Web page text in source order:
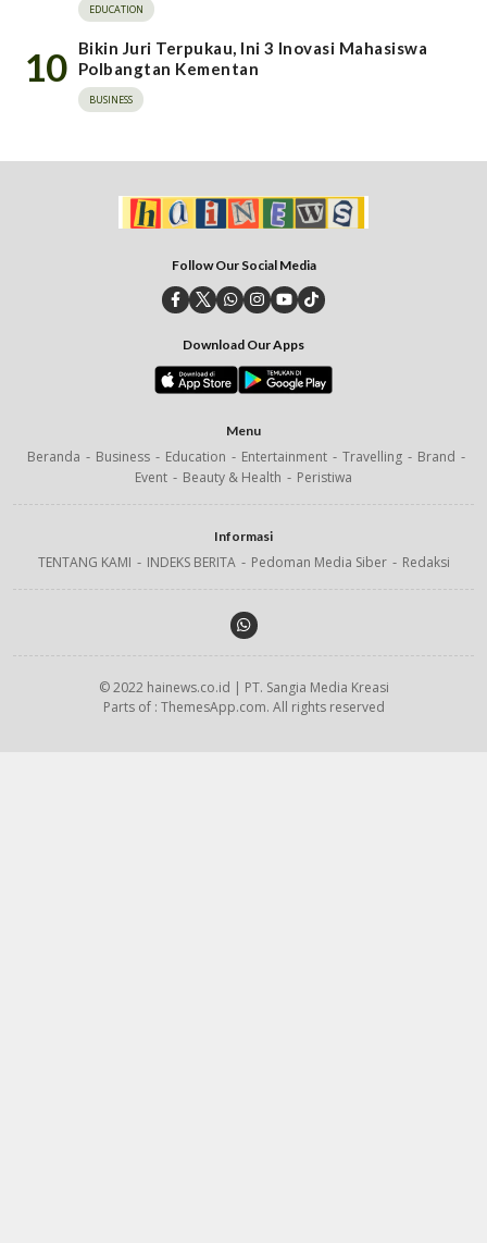
EDUCATION
10
Bikin Juri Terpukau, Ini 3 Inovasi Mahasiswa
Polbangtan Kementan
BUSINESS
Follow Our Social Media
Download Our Apps
Menu
Beranda Business Education Entertainment Travelling
Brand
Event
Beauty & Health Peristiwa
Informasi
TENTANG KAMI INDEKS BERITA Pedoman Media Siber Redaksi
© 2022 hainews.co.id | PT. Sangia Media Kreasi
Parts of : ThemesApp.com. All rights reserved